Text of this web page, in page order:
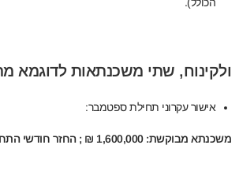
ולקינוח, שתי משכנתאות לדוגמא
אישור עקרוני תחילת ספטמבר:
משכנתא מבוקשת: 1,600,000 ₪ ; החזר חודשי התחלתי: 8,156 ₪ .